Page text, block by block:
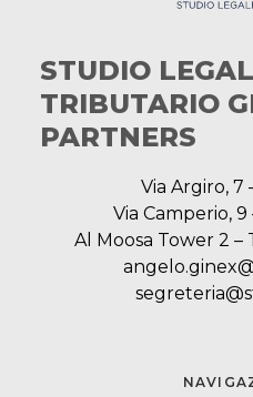
STUDIO
TRIBUTARIO
PARTNERS
Via Argiro, 7
Via Camperio,
Al Moosa Tower 2